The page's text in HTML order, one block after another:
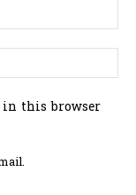
in this browser